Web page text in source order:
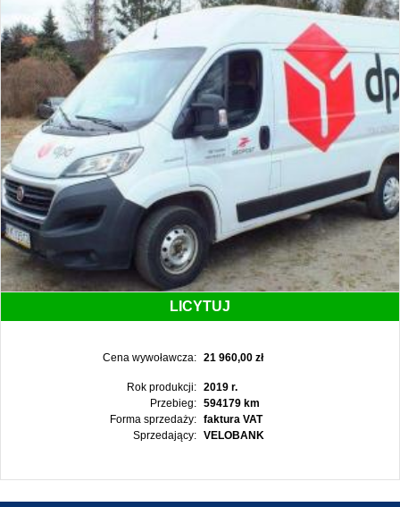
LICYTUJ
Cena wywoławcza: 21 960,00 zł
Rok produkcji:
2019 r.
Przebieg:
594179 km
Forma sprzedaży:
faktura VAT
Sprzedający:
VELOBANK